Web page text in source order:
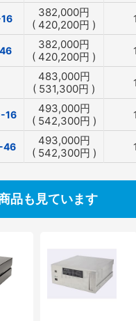
382,000円
( 420,200円 )
382,000円
( 420,200円 )
483,000円
( 531,300円 )
16 493,000円
( 542,300円 )
46 493,000円
( 542,300円 )
品も見ています